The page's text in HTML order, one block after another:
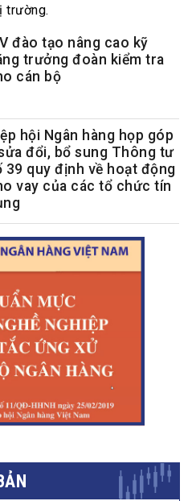
trường.
đào tạo nâng cao kỹ
trưởng đoàn kiểm tra
cán bộ
hội Ngân hàng họp góp
đổi, bổ sung Thông tư
39 quy định về hoạt động
vay của các tổ chức tín